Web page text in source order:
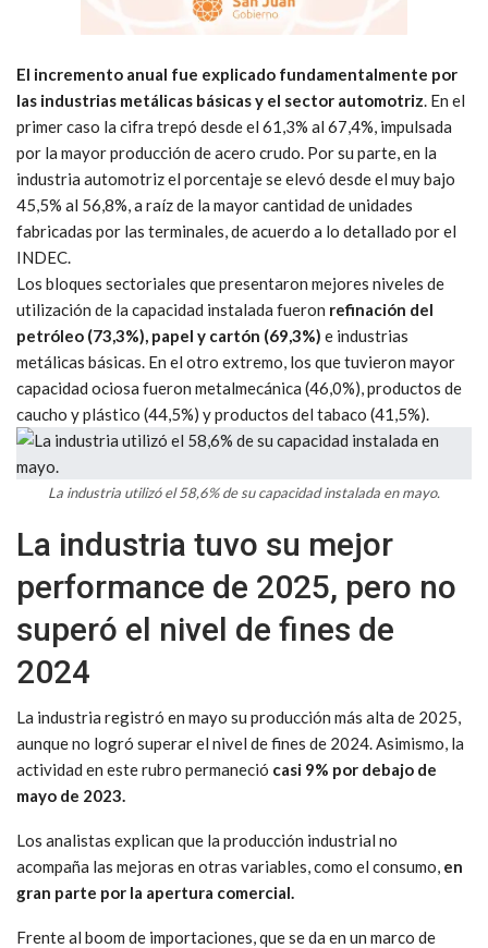
El incremento anual fue explicado fundamentalmente por
las industrias metálicas básicas y el sector automotriz. En el
primer caso la cifra trepó desde el 61,3% al 67,4%, impulsada
por la mayor producción de acero crudo. Por su parte, en la
industria automotriz el porcentaje se elevó desde el muy bajo
45,5% al 56,8%, a raíz de la mayor cantidad de unidades
fabricadas por las terminales, de acuerdo a lo detallado por el
INDEC.
Los bloques sectoriales que presentaron mejores niveles de
utilización de la capacidad instalada fueron refinación del
petróleo (73,3%), papel y cartón (69,3%) e industrias
metálicas básicas. En el otro extremo, los que tuvieron mayor
capacidad ociosa fueron metalmecánica (46,0%), productos de
caucho y plástico (44,5%) y productos del tabaco (41,5%).
La industria utilizó el 58,6% de su capacidad instalada en mayo.
La industria tuvo su mejor
performance de 2025, pero no
superó el nivel de fines de
2024
La industria registró en mayo su producción más alta de 2025,
aunque no logró superar el nivel de fines de 2024. Asimismo, la
actividad en este rubro permaneció casi 9% por debajo de
mayo de 2023.
Los analistas explican que la producción industrial no
acompaña las mejoras en otras variables, como el consumo, en
gran parte por la apertura comercial.
Frente al boom de importaciones, que se da en un marco de